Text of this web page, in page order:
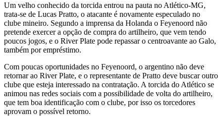
Um velho conhecido da torcida entrou na pauta no Atlético-MG,
trata-se de Lucas Pratto, o atacante é novamente especulado no
clube mineiro. Segundo a imprensa da Holanda o Feyenoord não
pretende exercer a opção de compra do artilheiro, que vem tendo
poucos jogos, e o River Plate pode repassar o centroavante ao Galo,
também por empréstimo.
Com poucas oportunidades no Feyenoord, o argentino não deve
retornar ao River Plate, e o representante de Pratto deve buscar outro
clube que esteja interessado na contratação. A torcida do Atlético se
animou nas redes sociais com a possibilidade de volta do artilheiro,
que tem boa identificação com o clube, por isso os torcedores
aprovam o possível retorno.